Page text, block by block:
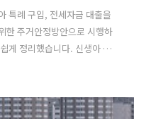
특례 구입, 전세자금 대출을
한 주거안정방안으로 시행하
게 정리했습니다. 신생아 특례
산한 가구가 대상입니다. 대
한 가구도 2년이내 출산한 가
때문에 해당이 되지 않는다고